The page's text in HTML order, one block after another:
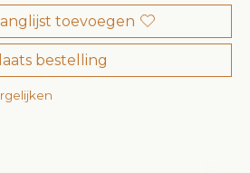
toevoegen
bestelling